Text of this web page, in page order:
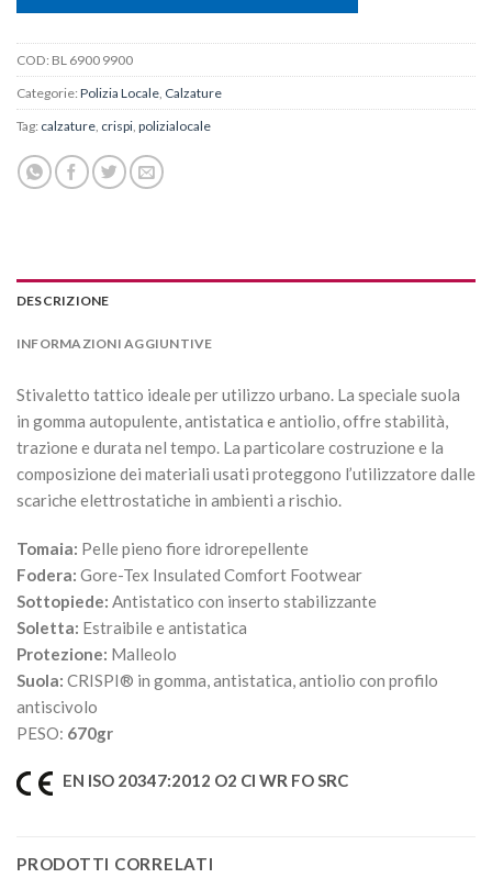
COD: BL 6900 9900
Categorie: Polizia Locale Calzature
Tag: calzature crispi polizialocale
DESCRIZIONE
INFORMAZIONI AGGIUNTIVE
Stivaletto tattico ideale per utilizzo urbano. La speciale suola
in gomma autopulente, antistatica e antiolio, offre stabilità,
trazione e durata nel tempo. La particolare costruzione e la
composizione dei materiali usati proteggono l’utilizzatore dalle
scariche elettrostatiche in ambienti a rischio.
Tomaia: Pelle pieno fiore idrorepellente
Fodera: Gore-Tex Insulated Comfort Footwear
Sottopiede: Antistatico con inserto stabilizzante
Soletta: Estraibile e antistatica
Protezione: Malleolo
Suola: CRISPI® in gomma, antistatica, antiolio con profilo
antiscivolo
PESO: 670gr
EN ISO 20347:2012 O2 CI WR FO SRC
PRODOTTI CORRELATI